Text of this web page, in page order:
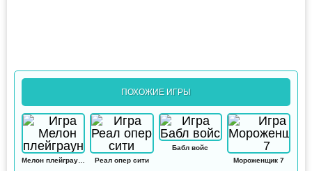
ПОХОЖИЕ ИГРЫ
Реал опер сити
Бабл войс
Мороженщик 7